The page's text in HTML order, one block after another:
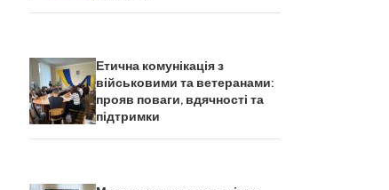
Етична комунікація з
військовими та ветеранами:
прояв поваги, вдячності та
підтримки